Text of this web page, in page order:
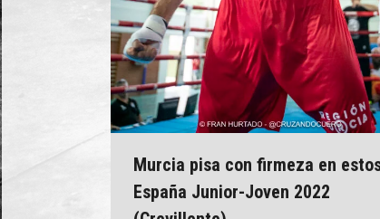
Murcia pisa con firmeza en
España Junior-Joven 2022